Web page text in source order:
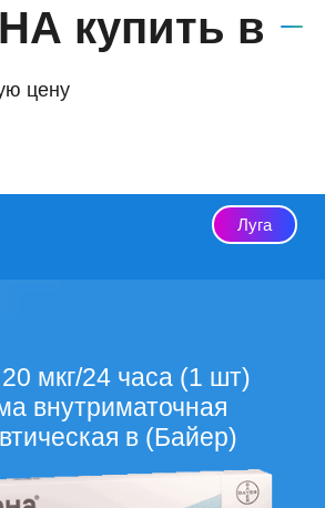
купить в
цену
Луга
мкг/24 часа (1 шт)
внутриматочная
в (Байер)